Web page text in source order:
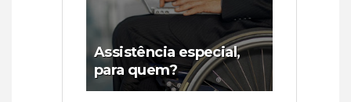
Assistência especial,
para quem?